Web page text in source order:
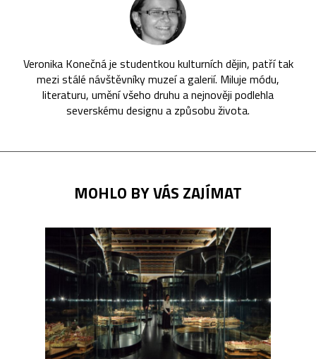
Veronika Konečná je studentkou kulturních dějin, patří tak
mezi stálé návštěvníky muzeí a galerií. Miluje módu,
literaturu, umění všeho druhu a nejnověji podlehla
severskému designu a způsobu života.
MOHLO BY VÁS ZAJÍMAT